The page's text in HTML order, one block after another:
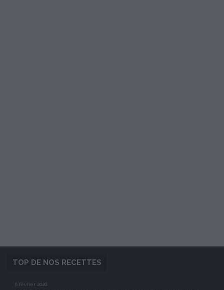
TOP DE NOS RECETTES
6 février 2026